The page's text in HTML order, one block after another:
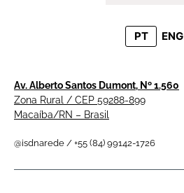
PT ENG
Av. Alberto Santos Dumont, Nº 1.560
Zona Rural / CEP 59288-899
Macaíba/RN – Brasil
@isdnarede / +55 (84) 99142-1726